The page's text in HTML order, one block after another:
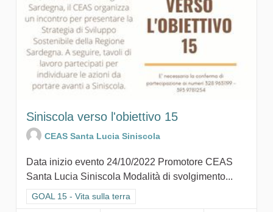
Siniscola verso l'obiettivo 15
CEAS Santa Lucia Siniscola
Data inizio evento 24/10/2022 Promotore CEAS
Santa Lucia Siniscola Modalità di svolgimento...
Filtra i risultati per categoria: GOAL 15 - Vita sulla terra
GOAL 15 - Vita sulla terra